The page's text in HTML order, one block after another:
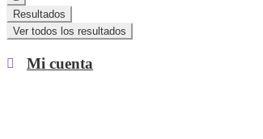
Resultados
Ver todos los resultados
Mi cuenta